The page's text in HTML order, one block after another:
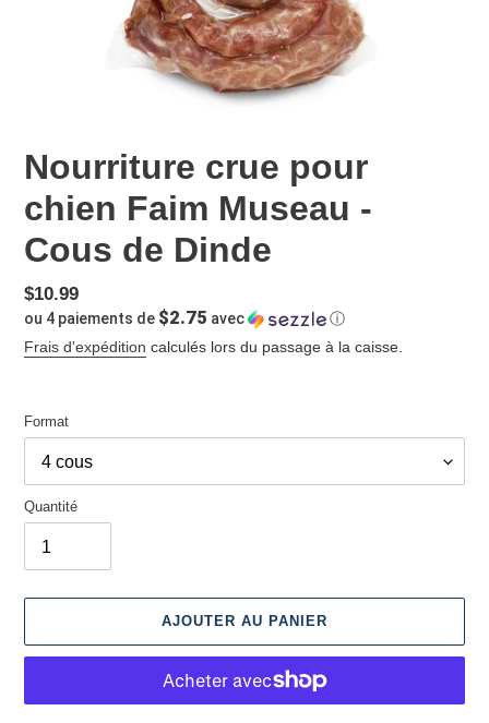
Nourriture crue pour
chien Faim Museau -
Cous de Dinde
Prix
normal
$10.99
ou 4 paiements de $2.75 avec
ⓘ
Frais d'expédition calculés lors du passage à la caisse.
Format
Quantité
AJOUTER AU PANIER